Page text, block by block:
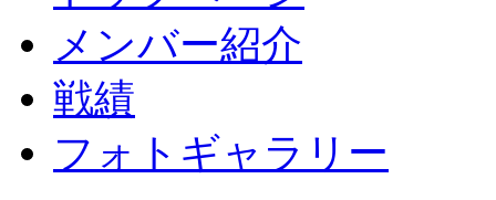
メンバー紹介
戦績
フォトギャラリー